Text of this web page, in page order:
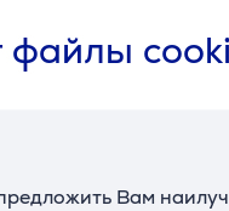
файлы
Вам
кабель